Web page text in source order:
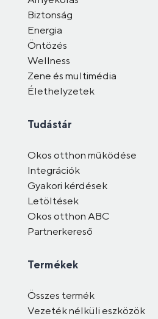
Biztonság
Energia
Öntözés
Wellness
Zene és multimédia
Élethelyzetek
Tudástár
Okos otthon működése
Integrációk
Gyakori kérdések
Letöltések
Okos otthon ABC
Partnerkereső
Termékek
Összes termék
Vezeték nélküli eszközök